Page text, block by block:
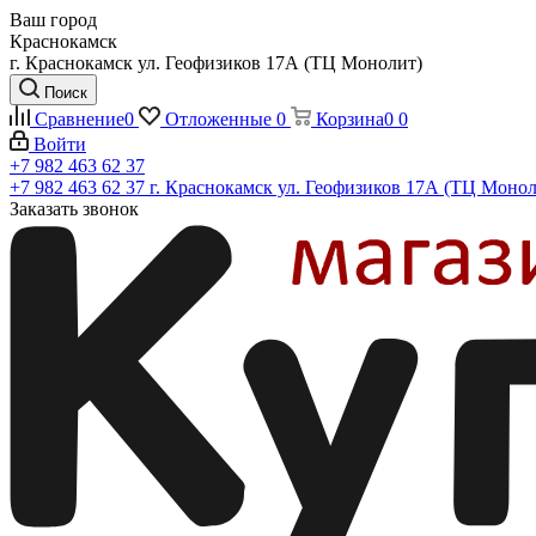
Ваш город
Краснокамск
г. Краснокамск ул. Геофизиков 17А (ТЦ Монолит)
Поиск
Сравнение0 Отложенные 0 Корзина0 0
Войти
+7 982 463 62 37
+7 982 463 62 37 г. Краснокамск ул. Геофизиков 17А (ТЦ
Заказать звонок